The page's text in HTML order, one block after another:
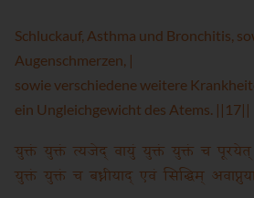
Schluckauf, Asthma und Bronchitis,
Augenschmerzen, |
sowie verschiedene weitere
ein Ungleichgewicht des Atems. ||17||
युक्तं युक्तं त्यजेद् वायुं युक्तं युक्तं च
युक्तं युक्तं च बध्नीयाद् एवं सिद्धिम्